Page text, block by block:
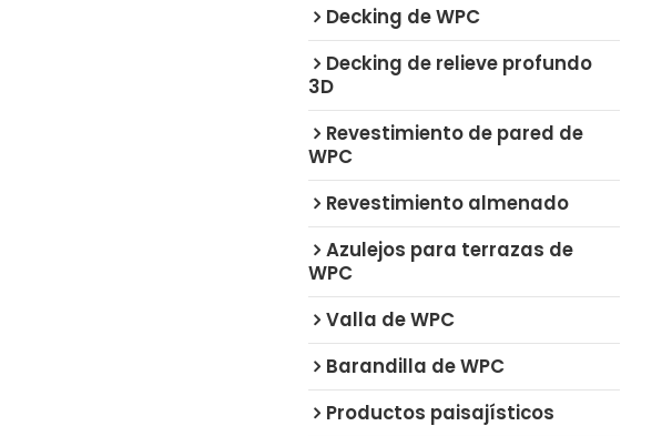
Decking de WPC
Decking de relieve profundo
3D
Revestimiento de pared de
WPC
Revestimiento almenado
Azulejos para terrazas de
WPC
Valla de WPC
Barandilla de WPC
Productos paisajísticos